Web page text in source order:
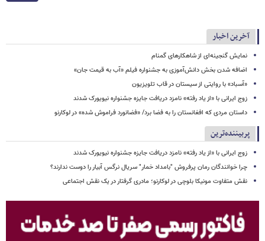
آخرین اخبار
نمایش گنجینه‌ای از شاهکارهای گمنام
اضافه شدن بخش دانش‌آموزی به جشنواره فیلم «آب به قیمت جان»
«آسباد» با روایتی از سیستان در قاب تلویزیون
زوج ایرانی با «از یاد رفته» نامزد دریافت جایزه جشنواره نیویورک شدند
داستان مردی که افغانستان را به فضا برد/ «فضانورد فراموش شده» در لوکارنو
پربیننده‌ترین
زوج ایرانی با «از یاد رفته» نامزد دریافت جایزه جشنواره نیویورک شدند
چرا خوانندگان رمان پرفروش "بامداد خمار" سریال نرگس آبیار را دوست ندارند؟
نقش متفاوت مونیکا بلوچی در لوکارنو؛ مادری گرفتار در یک نقش اجتماعی